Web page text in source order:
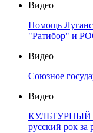
Видео
Помощь
"Ратибор" и
Видео
Союзное
Видео
КУЛЬТУРНЫЙ
русский рок за